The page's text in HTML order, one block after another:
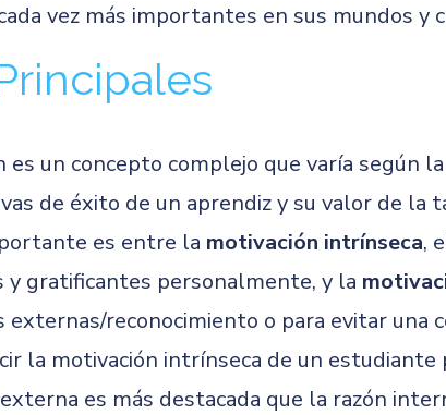
vez más importantes en sus mundos y
es un concepto complejo que varía según
de éxito de un aprendiz y su valor de la
es entre la motivación intrínseca,
y gratificantes personalmente, y la
externas/reconocimiento o para evitar una
la motivación intrínseca de un
es más destacada que la razón